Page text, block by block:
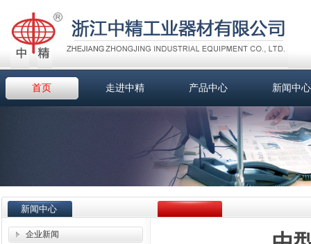
首页 走进中精 产品中心 新闻中心
新闻中心
企业新闻